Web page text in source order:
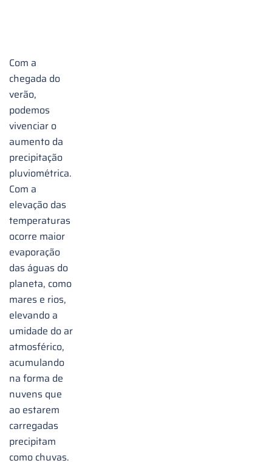
Com a
chegada do
verão,
podemos
vivenciar o
aumento da
precipitação
pluviométrica.
Com a
elevação das
temperaturas
ocorre maior
evaporação
das águas do
planeta, como
mares e rios,
elevando a
umidade do ar
atmosférico,
acumulando
na forma de
nuvens que
ao estarem
carregadas
precipitam
como chuvas.